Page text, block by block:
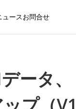
ュースお問合せ
ータ